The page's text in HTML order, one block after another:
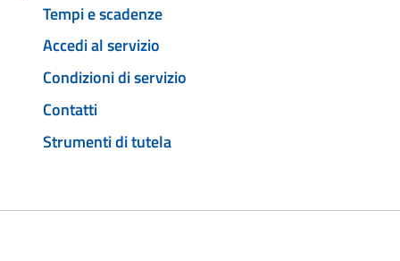
Tempi e scadenze
Accedi al servizio
Condizioni di servizio
Contatti
Strumenti di tutela